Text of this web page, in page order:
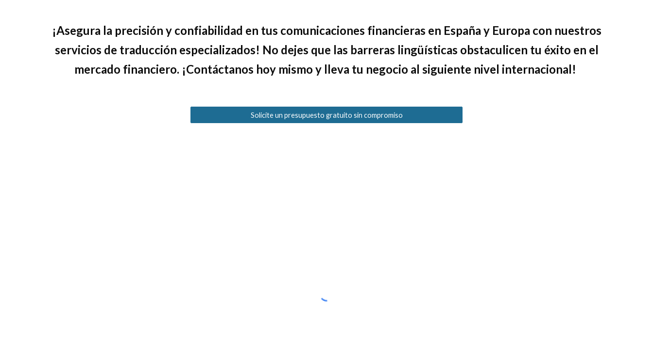
¡Asegura la precisión y confiabilidad en tus comunicaciones financieras en España y Europa con nuestros
servicios de traducción especializados! No dejes que las barreras lingüísticas obstaculicen tu éxito en el
mercado financiero. ¡Contáctanos hoy mismo y lleva tu negocio al siguiente nivel internacional!
Solicite un presupuesto gratuito sin compromiso